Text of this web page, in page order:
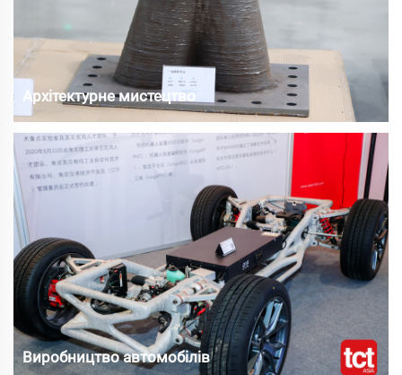
Архітектурне мистецтво
Виробництво автомобілів